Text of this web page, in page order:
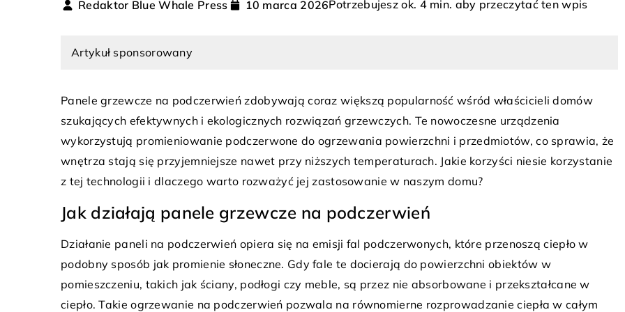
Redaktor Blue Whale Press 10 marca 2026Potrzebujesz ok. 4 min. aby przeczytać ten wpis
Artykuł sponsorowany
Panele grzewcze na podczerwień zdobywają coraz większą popularność wśród właścicieli domów
szukających efektywnych i ekologicznych rozwiązań grzewczych. Te nowoczesne urządzenia
wykorzystują promieniowanie podczerwone do ogrzewania powierzchni i przedmiotów, co sprawia, że
wnętrza stają się przyjemniejsze nawet przy niższych temperaturach. Jakie korzyści niesie korzystanie
z tej technologii i dlaczego warto rozważyć jej zastosowanie w naszym domu?
Jak działają panele grzewcze na podczerwień
Działanie paneli na podczerwień opiera się na emisji fal podczerwonych, które przenoszą ciepło w
podobny sposób jak promienie słoneczne. Gdy fale te docierają do powierzchni obiektów w
pomieszczeniu, takich jak ściany, podłogi czy meble, są przez nie absorbowane i przekształcane w
ciepło. Takie ogrzewanie na podczerwień pozwala na równomierne rozprowadzanie ciepła w całym
projekty domów – harmonia
i designu
projekty domów przyciągają
uwagę osób poszukujących
23 czerwca 2024
Jak wybrać odpowiedni kocioł 5 klasy i
skorzystać z programu Czyste Powietrze?
Poznaj kluczowe kryteria wyboru kotła 5
ekologicznym ogrzewaniem. Dowiedz się,
jak skorzystać z programu Czyste
Powietrze i zredukować koszty nowego
24 lutego 2025
Jak wykorzystać wzory w paski, aby
optycznie powiększyć przestrzeń w
domu?
Wprowadź do swojego wnętrza wzory
paski i odkryj, jak mogą one optycznie
zmienić postrzeganie przestrzeni.